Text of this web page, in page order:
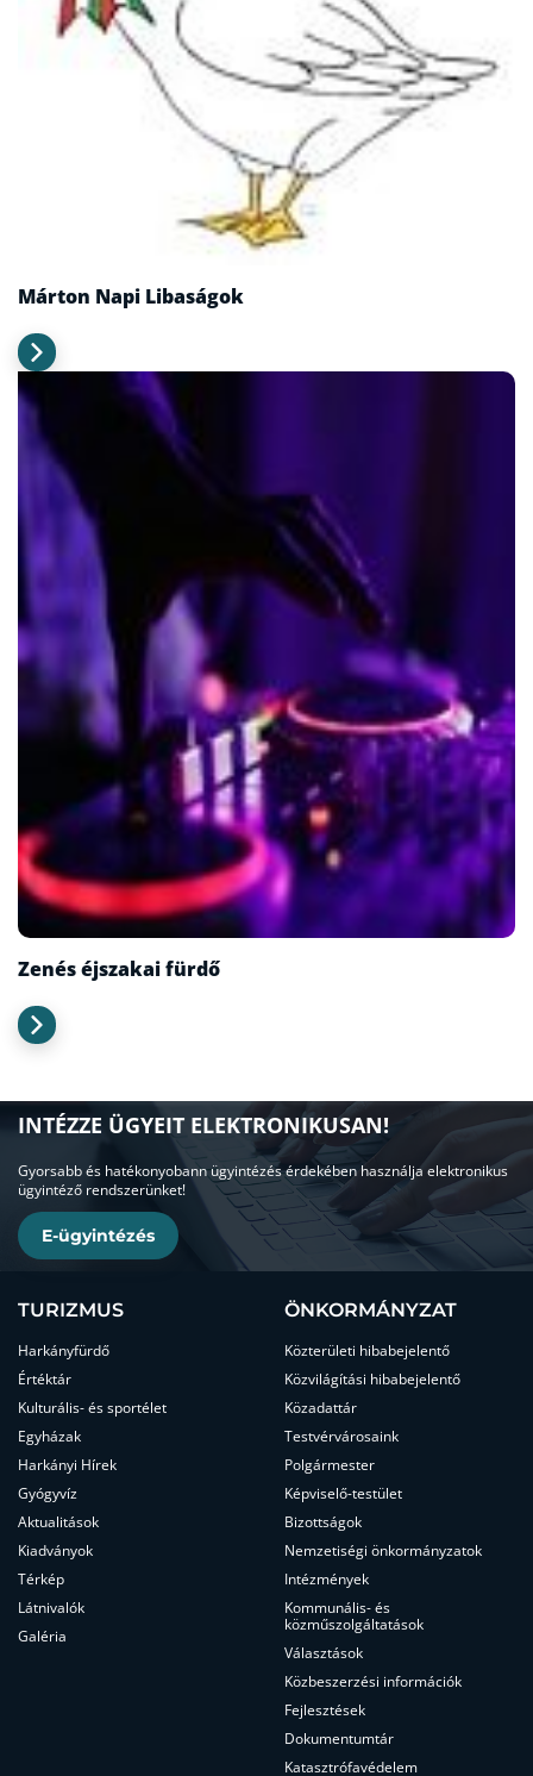
Márton Napi Libaságok
Zenés éjszakai fürdő
INTÉZZE ÜGYEIT ELEKTRONIKUSAN!
Gyorsabb és hatékonyobann ügyintézés érdekében használja elektronikus
ügyintéző rendszerünket!
E-ügyintézés
TURIZMUS
Harkányfürdő
Értéktár
Kulturális- és sportélet
Egyházak
Harkányi Hírek
Gyógyvíz
Aktualitások
Kiadványok
Térkép
Látnivalók
Galéria
ÖNKORMÁNYZAT
Közterületi hibabejelentő
Közvilágítási hibabejelentő
Közadattár
Testvérvárosaink
Polgármester
Képviselő-testület
Bizottságok
Nemzetiségi önkormányzatok
Intézmények
Kommunális- és
közműszolgáltatások
Választások
Közbeszerzési információk
Fejlesztések
Dokumentumtár
Katasztrófavédelem